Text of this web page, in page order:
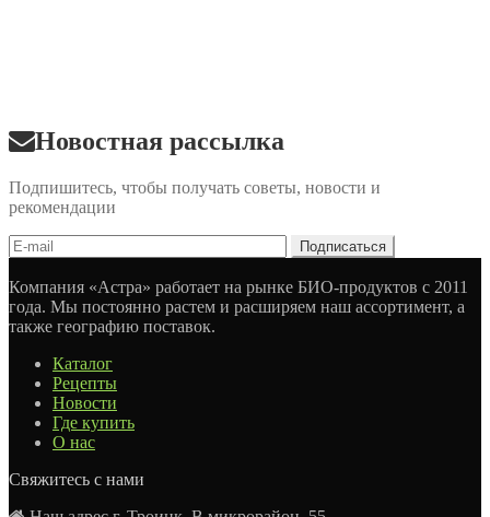
Новостная рассылка
Подпишитесь, чтобы получать советы, новости и
рекомендации
Компания «Астра» работает на рынке БИО-продуктов с 2011
года. Мы постоянно растем и расширяем наш ассортимент, а
также географию поставок.
Каталог
Рецепты
Новости
Где купить
О нас
Свяжитесь с нами